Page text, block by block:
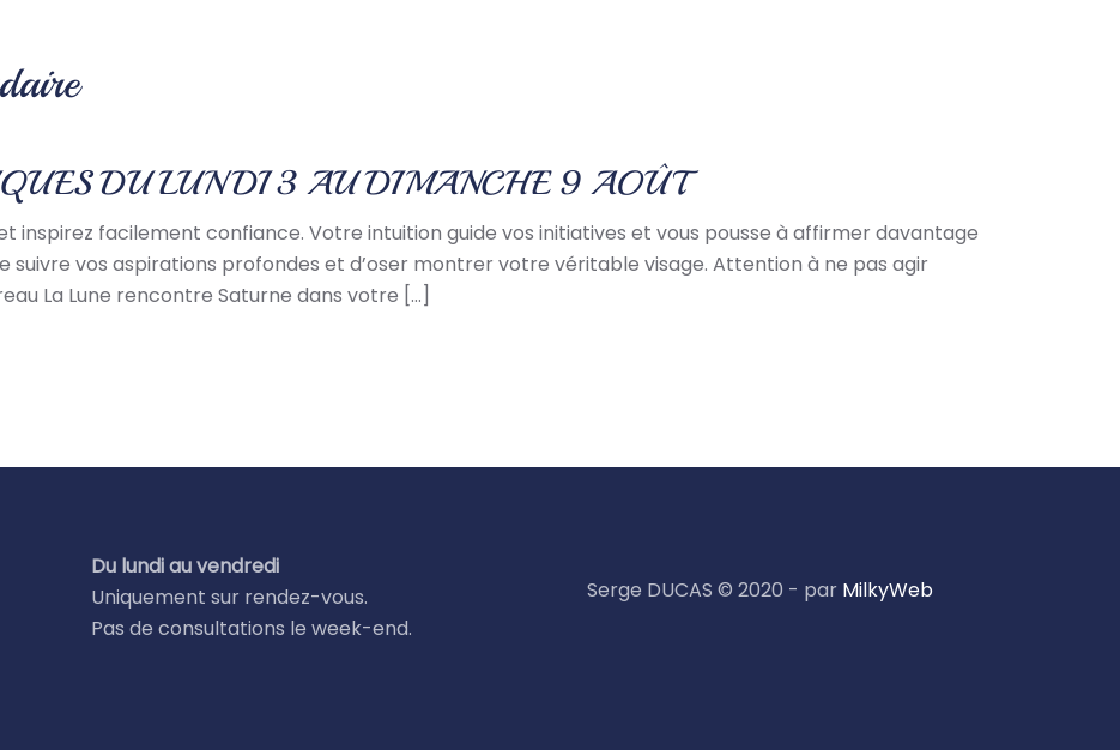
DU LUNDI 3 AU DIMANCHE 9 AOÛT
inspirez facilement confiance. Votre intuition guide vos initiatives et vous pousse à affirmer davantage
suivre vos aspirations profondes et d’oser montrer votre véritable visage. Attention à ne pas agir
La Lune rencontre Saturne dans votre […]
Du lundi au vendredi
Uniquement sur rendez-vous.
Pas de consultations le week-end.
Serge DUCAS © 2020 - par MilkyWeb